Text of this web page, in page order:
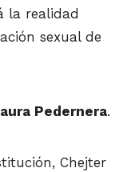
la realidad
sexual de
Pedernera.
Chejter